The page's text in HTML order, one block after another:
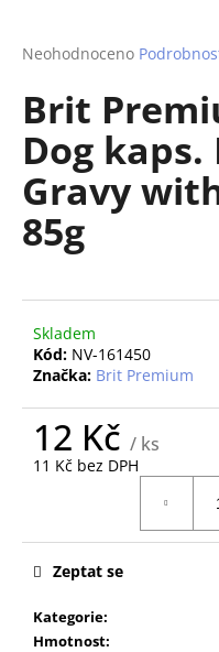
Průměrné
produktu
je
0,0
5
hvězdiček.
Neohodnoceno
Brit
Dog
Gravy
85g
Skladem
Kód: NV-161450
Značka: Brit Premium
12 Kč / ks
11 Kč bez DPH
Kategorie:
Hmotnost:
Zeptat se
j
t
?
D
o
p
u
j
e
e